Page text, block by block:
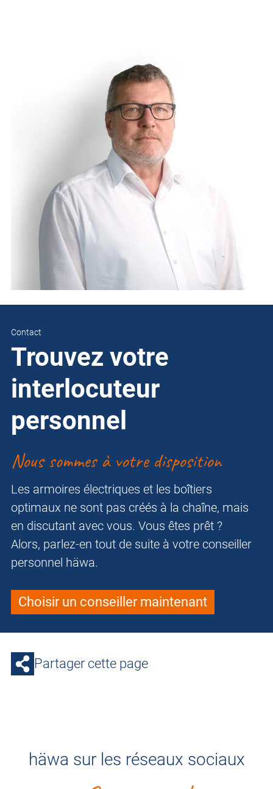
Contact
Trouvez votre
interlocuteur
personnel
Nous sommes à votre disposition
Les armoires électriques et les boîtiers
optimaux ne sont pas créés à la chaîne, mais
en discutant avec vous. Vous êtes prêt ?
Alors, parlez-en tout de suite à votre conseiller
personnel häwa.
Choisir un conseiller maintenant
Partager cette page
häwa sur les réseaux sociaux